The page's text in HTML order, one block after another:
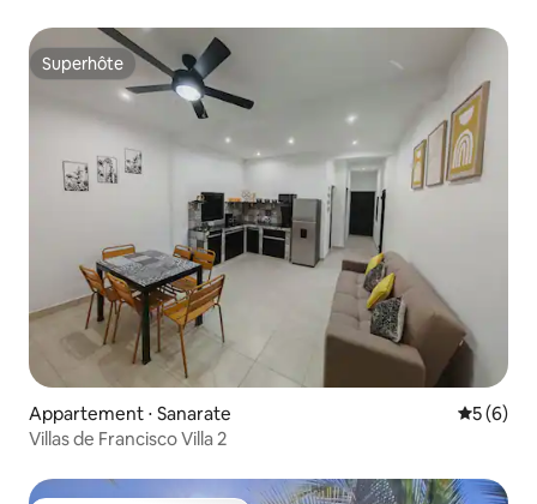
Superhôte
Superhôte
Appartement ⋅ Sanarate
5 (6)
Villas de Francisco Villa 2